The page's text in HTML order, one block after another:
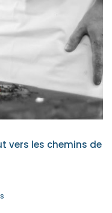
vers les chemins de